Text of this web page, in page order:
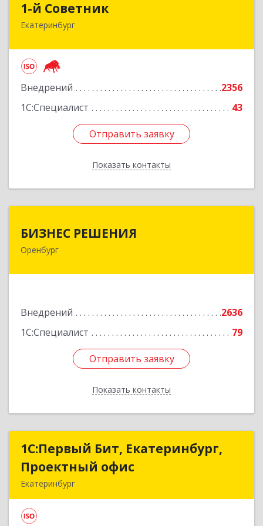
1-й Советник
Екатеринбург
Внедрений
2356
1С:Специалист
43
Отправить заявку
Показать контакты
620144, Свердловская обл, Екатеринбург г, 8
Отправить заявку
Назад
БИЗНЕС РЕШЕНИЯ
Оренбург
Внедрений
2636
1С:Специалист
79
Отправить заявку
Показать контакты
Отправить заявку
Назад
1С:Первый Бит, Екатеринбург,
Проектный офис
Екатеринбург
1С:Первый Бит, Екатеринбург,
Проектный офис